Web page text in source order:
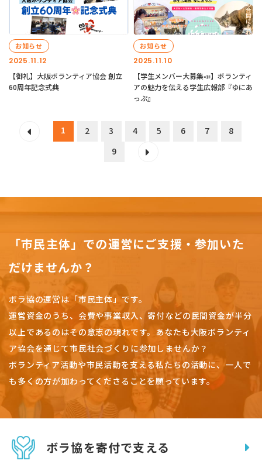
2025.11.12
お知らせ
【御礼】大阪ボランティア協会 創立
60周年記念式典
2025.11.10
お知らせ
【学生メンバー大募集📣】ボランティ
アの魅力を伝える学生広報部『ゆにあ
っぷ』
1 2 3 4 5 6 7
8
9
「市民主体」での運営にご支援・参加いた
だけませんか？
ボラ協の運営は「市民主体」です。
運営資金のうち、会費や事業収入、寄付などの民間資金が半分
以上であるのはその意志の現れです。 あなたも大阪ボランティ
ア協会を通じて市民社会づくりに参加しませんか？
ボランティア活動や市民活動を支える私たちの活動に、一人で
も多くの方が加わってくださることを願っています。
ボラ協を寄付で支える